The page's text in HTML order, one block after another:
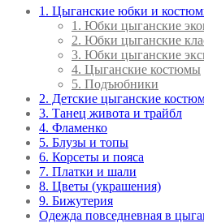
1. Цыганские юбки и
1. Юбки цыганские
2. Юбки цыганские
3. Юбки цыганские
4. Цыганские костюмы
5. Подъюбники
2. Детские цыганские
3. Танец живота и трайбл
4. Фламенко
5. Блузы и топы
6. Корсеты и пояса
7. Платки и шали
8. Цветы (украшения)
9. Бижутерия
Одежда повседневная в